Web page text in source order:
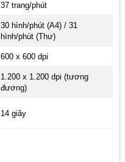
37 trang/phút
30 hình/phút (A4) / 31
hình/phút (Thư)
600 x 600 dpi
1.200 x 1.200 dpi (tương
đương)
14 giây